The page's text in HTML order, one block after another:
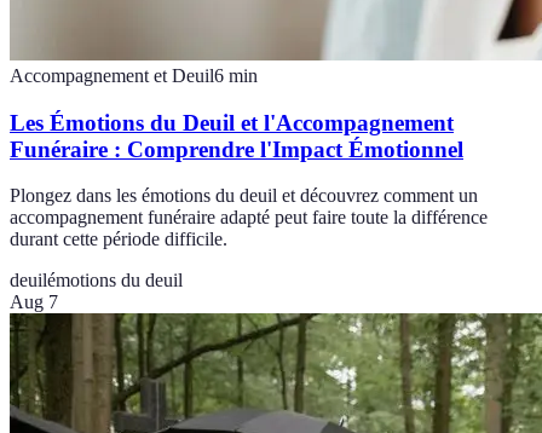
Accompagnement et Deuil6 min
Les Émotions du Deuil et l'Accompagnement
Funéraire : Comprendre l'Impact Émotionnel
Plongez dans les émotions du deuil et découvrez comment un
accompagnement funéraire adapté peut faire toute la différence
durant cette période difficile.
deuilémotions du deuil
Aug 7